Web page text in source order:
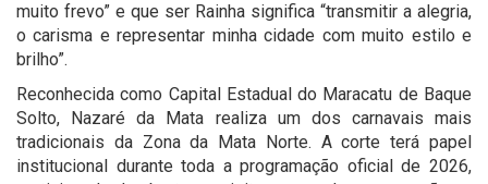
muito frevo” e que ser Rainha significa “transmitir a alegria,
o carisma e representar minha cidade com muito estilo e
brilho”.
Reconhecida como Capital Estadual do Maracatu de Baque
Solto, Nazaré da Mata realiza um dos carnavais mais
tradicionais da Zona da Mata Norte. A corte terá papel
institucional durante toda a programação oficial de 2026,